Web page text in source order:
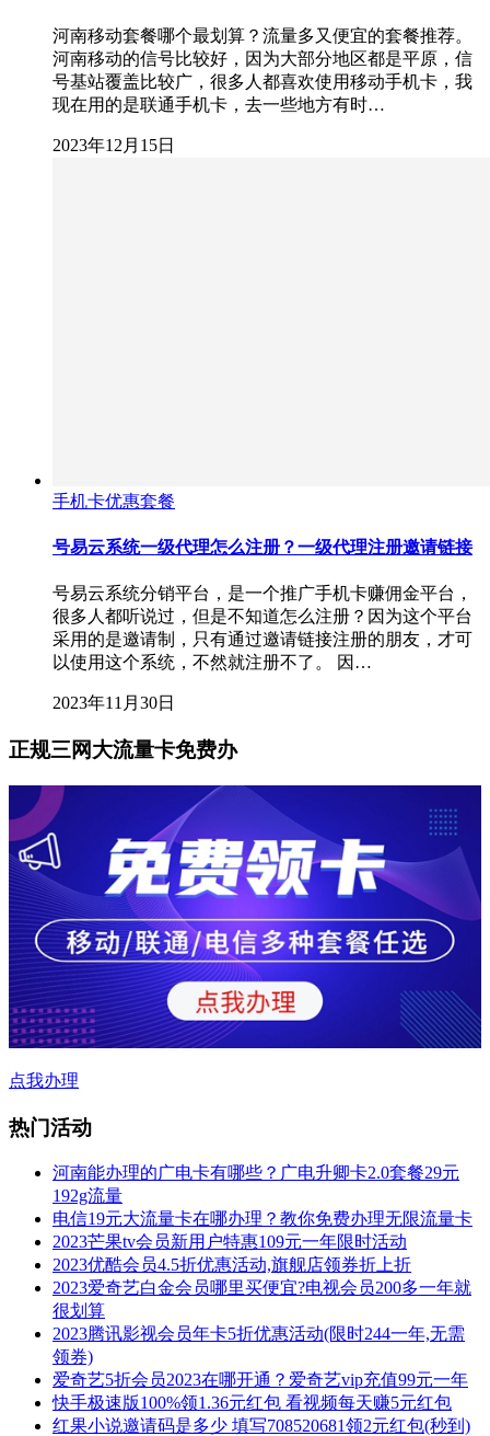
河南移动套餐哪个最划算？流量多又便宜的套餐推荐。
河南移动的信号比较好，因为大部分地区都是平原，信
号基站覆盖比较广，很多人都喜欢使用移动手机卡，我
现在用的是联通手机卡，去一些地方有时…
2023年12月15日
手机卡优惠套餐
号易云系统一级代理怎么注册？一级代理注册邀请链接
号易云系统分销平台，是一个推广手机卡赚佣金平台，
很多人都听说过，但是不知道怎么注册？因为这个平台
采用的是邀请制，只有通过邀请链接注册的朋友，才可
以使用这个系统，不然就注册不了。 因…
2023年11月30日
正规三网大流量卡免费办
点我办理
热门活动
河南能办理的广电卡有哪些？广电升卿卡2.0套餐29元
192g流量
电信19元大流量卡在哪办理？教你免费办理无限流量卡
2023芒果tv会员新用户特惠109元一年限时活动
2023优酷会员4.5折优惠活动,旗舰店领券折上折
2023爱奇艺白金会员哪里买便宜?电视会员200多一年就
很划算
2023腾讯影视会员年卡5折优惠活动(限时244一年,无需
领券)
爱奇艺5折会员2023在哪开通？爱奇艺vip充值99元一年
快手极速版100%领1.36元红包 看视频每天赚5元红包
红果小说邀请码是多少 填写708520681领2元红包(秒到)